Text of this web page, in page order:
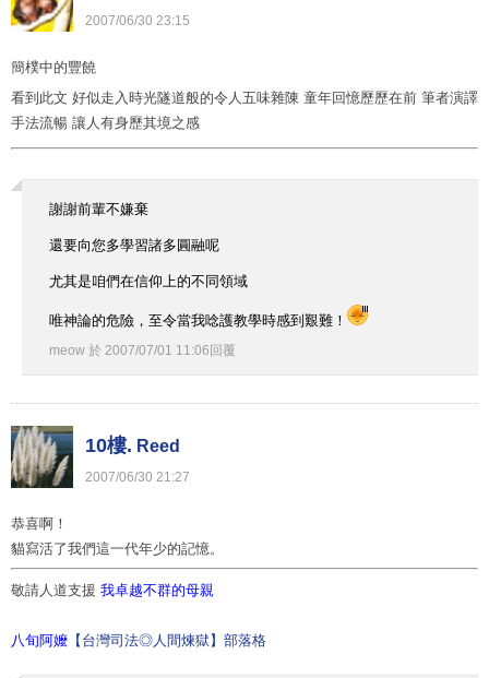
2007/06/30 23:15
簡樸中的豐饒
看到此文 好似走入時光隧道般的令人五味雜陳 童年回憶歷歷在前 筆者演譯
手法流暢 讓人有身歷其境之感
謝謝前輩不嫌棄
還要向您多學習諸多圓融呢
尤其是咱們在信仰上的不同領域
唯神論的危險，至令當我唸護教學時感到艱難！
meow 於 2007/07/01 11 :06回覆
10樓. Reed
2007/06/30 21 :27
恭喜啊！
貓寫活了我們這一代年少的記憶。
敬請人道支援 我卓越不群的母親
八旬阿嬤 【台灣司法◎人間煉獄】部落格